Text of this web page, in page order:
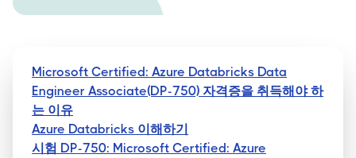
Microsoft Certified: Azure Databricks Data
Engineer Associate(DP-750) 자격증을 취득해야 하
는 이유
Azure Databricks 이해하기
시험 DP-750: Microsoft Certified: Azure